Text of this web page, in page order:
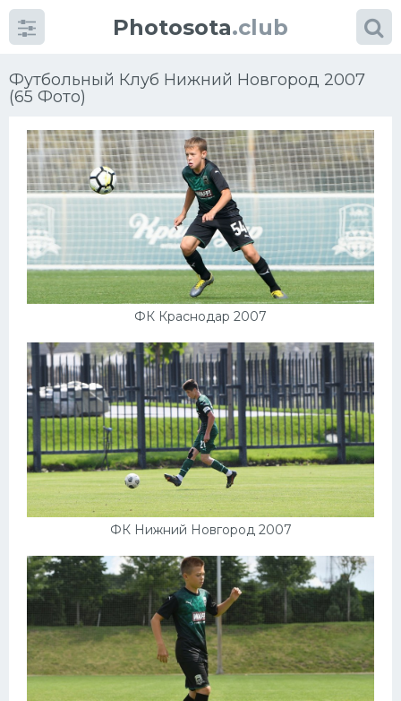
Photosota.club
Футбольный Клуб Нижний Новгород 2007
(65 Фото)
ФК Краснодар 2007
ФК Нижний Новгород 2007
КатегорииФото
Еще картинки...
Футбол
Хоккей
Велогонки
Конькобежный спорт
Тренажеры
Интерьер квартиры